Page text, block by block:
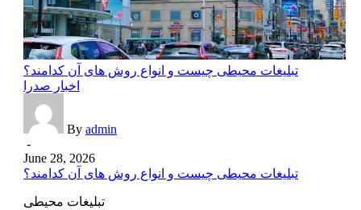
تبلیغات محیطی چیست و انواع روش های آن کدامند؟
اخبار صدرا
By admin
-
June 28, 2026
تبلیغات محیطی چیست و انواع روش های آن کدامند؟
تبلیغات محیطی